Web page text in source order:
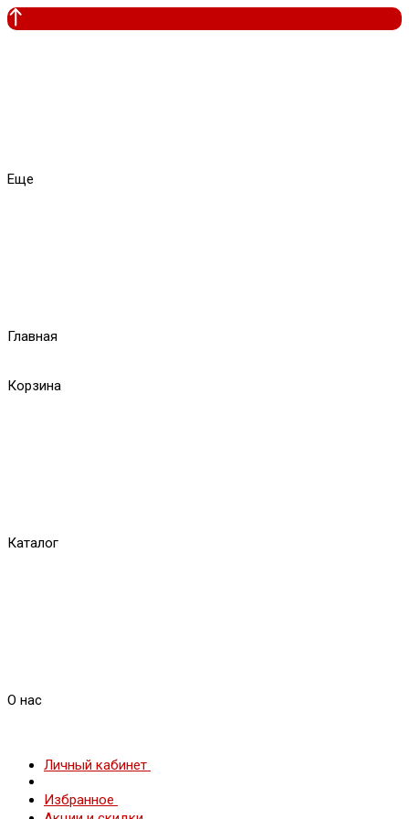
Еще
Главная
Корзина
Каталог
О нас
Личный кабинет
Избранное